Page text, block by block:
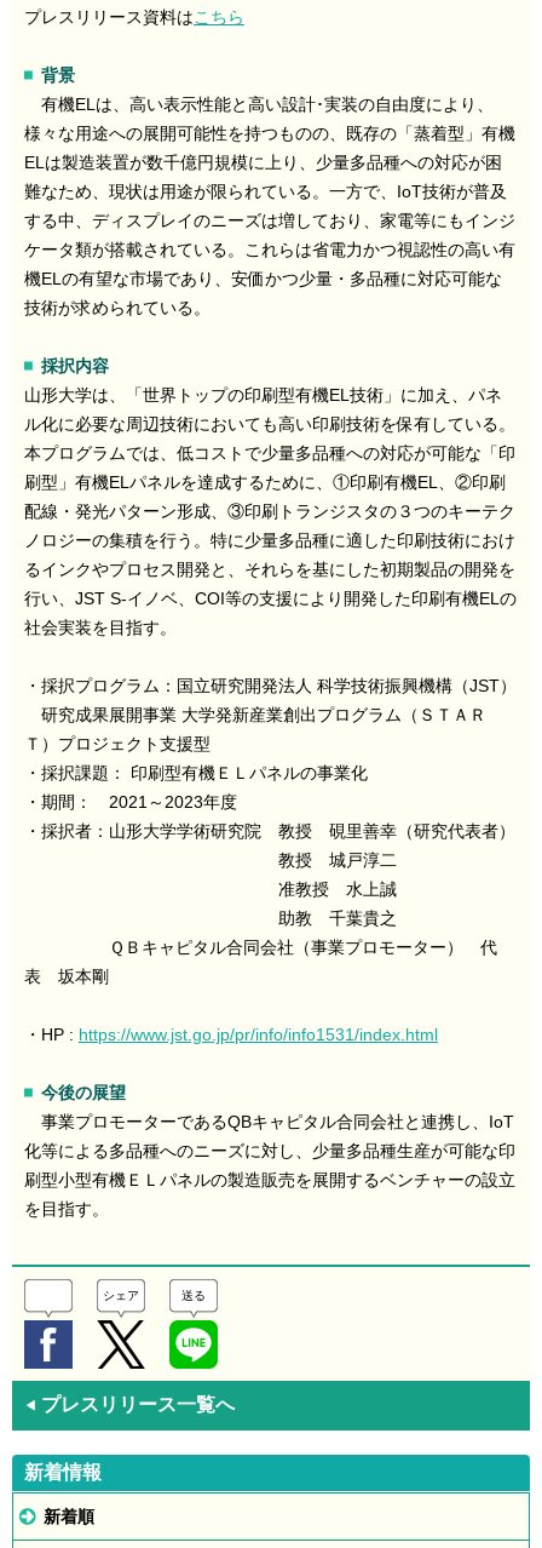
プレスリリース資料はこちら
背景
有機ELは、高い表示性能と高い設計･実装の自由度により、
様々な用途への展開可能性を持つものの、既存の「蒸着型」有機
ELは製造装置が数千億円規模に上り、少量多品種への対応が困
難なため、現状は用途が限られている。一方で、IoT技術が普及
する中、ディスプレイのニーズは増しており、家電等にもインジ
ケータ類が搭載されている。これらは省電力かつ視認性の高い有
機ELの有望な市場であり、安価かつ少量・多品種に対応可能な
技術が求められている。
採択内容
山形大学は、「世界トップの印刷型有機EL技術」に加え、パネ
ル化に必要な周辺技術においても高い印刷技術を保有している。
本プログラムでは、低コストで少量多品種への対応が可能な「印
刷型」有機ELパネルを達成するために、①印刷有機EL、②印刷
配線・発光パターン形成、③印刷トランジスタの３つのキーテク
ノロジーの集積を行う。特に少量多品種に適した印刷技術におけ
るインクやプロセス開発と、それらを基にした初期製品の開発を
行い、JST S-イノベ、COI等の支援により開発した印刷有機ELの
社会実装を目指す。
・採択プログラム：国立研究開発法人 科学技術振興機構（JST）
研究成果展開事業 大学発新産業創出プログラム（ＳＴＡＲ
Ｔ）プロジェクト支援型
・採択課題： 印刷型有機ＥＬパネルの事業化
・期間： 2021～2023年度
・採択者：山形大学学術研究院 教授 硯里善幸（研究代表者）
教授 城戸淳二
准教授 水上誠
助教 千葉貴之
ＱＢキャピタル合同会社（事業プロモーター） 代
表 坂本剛
・HP : https://www.jst.go.jp/pr/info/info1531/index.html
今後の展望
事業プロモーターであるQBキャピタル合同会社と連携し、IoT
化等による多品種へのニーズに対し、少量多品種生産が可能な印
刷型小型有機ＥＬパネルの製造販売を展開するベンチャーの設立
を目指す。
シェア 送る
◀ プレスリリース一覧へ
新着情報
新着順